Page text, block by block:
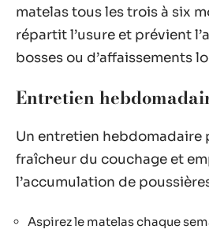
matelas tous les trois à six
répartit l’usure et prévient
bosses ou d’affaissements
Entretien
Un entretien hebdomadaire
fraîcheur du couchage et
l’accumulation de
Aspirez le matelas chaque